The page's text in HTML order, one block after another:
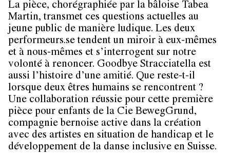
La pièce, chorégraphiée par la bâloise Tabea
Martin, transmet ces questions actuelles au
jeune public de manière ludique. Les deux
performeurs.se tendent un miroir à eux-mêmes
et à nous-mêmes et s’interrogent sur notre
volonté à renoncer. Goodbye Stracciatella est
aussi l’histoire d’une amitié. Que reste-t-il
lorsque deux êtres humains se rencontrent ?
Une collaboration réussie pour cette première
pièce pour enfants de la Cie BewegGrund,
compagnie bernoise active dans la création
avec des artistes en situation de handicap et le
développement de la danse inclusive en Suisse.